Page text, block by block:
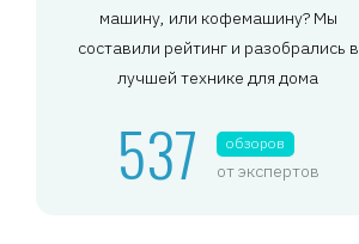
машину, или кофемашину? Мы
составили рейтинг и разобрались в
лучшей технике для дома
537 обзоров
от экспертов